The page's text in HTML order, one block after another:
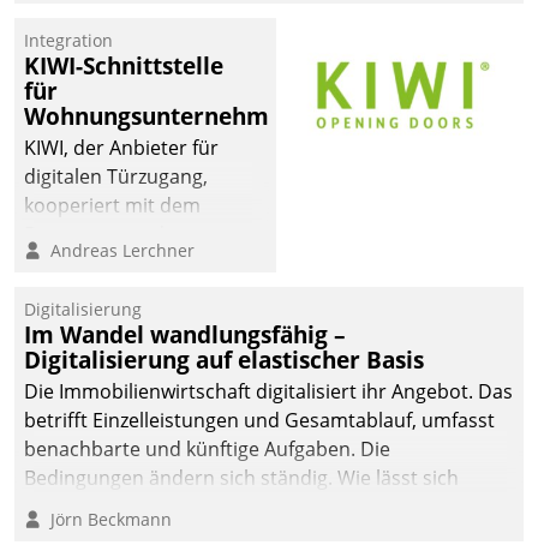
Integration
KIWI-Schnittstelle
für
Wohnungsunternehmen
KIWI, der Anbieter für
digitalen Türzugang,
kooperiert mit dem
Softwareentwicklungshaus
Andreas Lerchner
Digitalisierung
Im Wandel wandlungsfähig –
Digitalisierung auf elastischer Basis
Die Immobilienwirtschaft digitalisiert ihr Angebot. Das
betrifft Einzelleistungen und Gesamtablauf, umfasst
benachbarte und künftige Aufgaben. Die
Bedingungen ändern sich ständig. Wie lässt sich
technisch die Kontrolle wahren und zugleich Freiraum
fürs Wachsen öffnen?
Jörn Beckmann